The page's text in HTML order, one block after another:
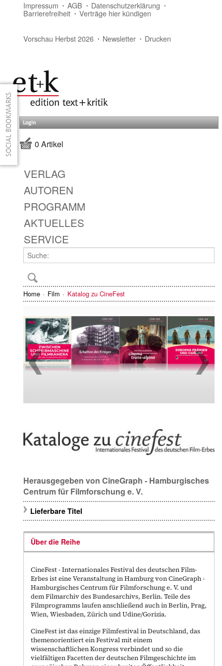
Impressum AGB Datenschutzerklärung
Barrierefreiheit Verträge hier kündigen
Vorschau Herbst 2026 Newsletter Drucken
Login
0 Artikel
VERLAG
AUTOREN
PROGRAMM
AKTUELLES
SERVICE
Home Film Katalog zu CineFest
Herausgegeben von CineGraph - Hamburgisches
Centrum für Filmforschung e. V.
Lieferbare Titel
Über die Reihe
CineFest - Internationales Festival des deutschen Film-
Erbesist eine Veranstaltung in Hamburg vonCineGraph -
Hamburgisches Centrum für Filmforschung e. V. und
demFilmarchiv des Bundesarchivs, Berlin. Teile des
Filmprogramms laufen anschließend auch in Berlin, Prag,
Wien, Wiesbaden, Zürich und Udine/Gorizia.
CineFest ist das einzige Filmfestival in Deutschland, das
themenorientiert ein Festival mit einem
wissenschaftlichen Kongress verbindet und so die
vielfältigen Facetten der deutschen Filmgeschichte im